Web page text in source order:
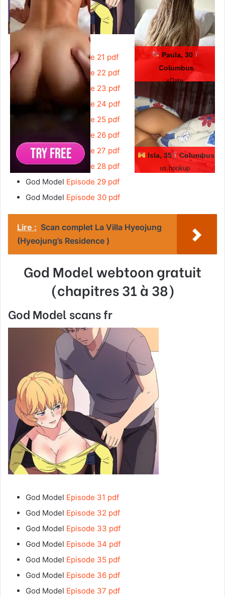
Paula, 30
Columbus
xDate
Isla, 35 Columbus
us.hookup
Episode 21 pdf
God Model
Episode 22 pdf
God ModelEpisode 23 pdf
God ModelEpisode 24 pdf
Episode 25 pdf
Episode 26 pdf
God ModelEpisode 27 pdf
God ModelEpisode 28 pdf
God Model Episode 29 pdf
God Model Episode 30 pdf
Lire : Scan complet La Villa Hyeojung
(Hyeojung’s Residence )
God Modelwebtoon gratuit
(chapitres 31 à 38)
God Model scans fr
God Model Episode 31 pdf
God Model Episode 32 pdf
God Model Episode 33 pdf
God Model Episode 34 pdf
God Model Episode 35 pdf
God Model Episode 36 pdf
God Model Episode 37 pdf